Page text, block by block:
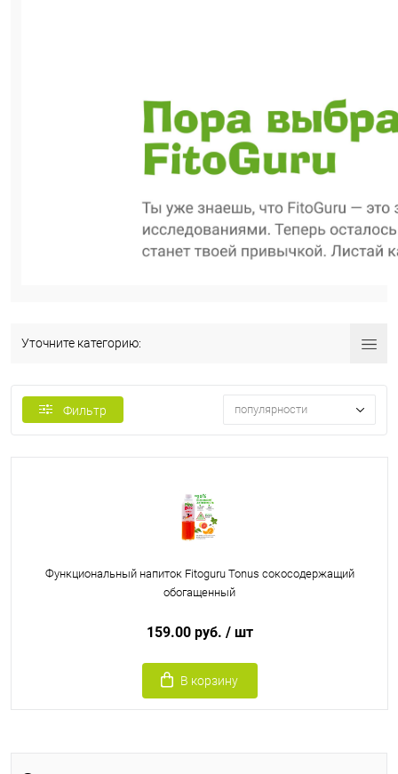
Уточните категорию:
Фильтр популярности
Функциональный напиток Fitoguru Tonus сокосодержащий
обогащенный
159.00 руб. / шт
В корзину